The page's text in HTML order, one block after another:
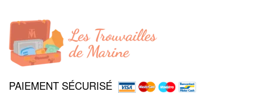
PAIEMENT SÉCURISÉ